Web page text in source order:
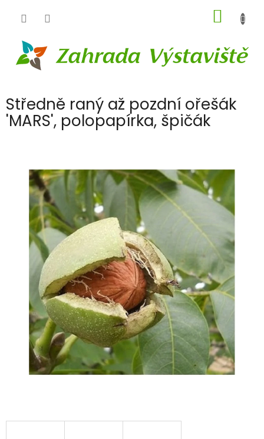
KOŠÍK
Středně raný až pozdní ořešák
'MARS', polopapírka, špičák